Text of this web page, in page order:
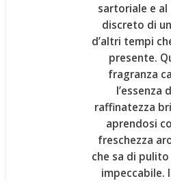
sartoriale e al
discreto di
d’altri tempi
presente.
fragranza
l’essenza
raffinatezza
aprendosi
freschezza
che sa di
impeccabile.